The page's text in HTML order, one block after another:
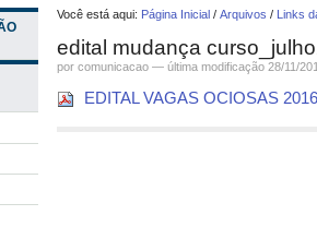
Você está aqui: Página Inicial /Arquivos / Links
edital mudança
por comunicacao —última modificação 28/11/
EDITAL VAGAS OCIOSAS